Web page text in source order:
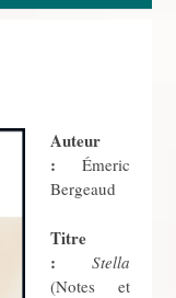
Auteur
: Émeric
Bergeaud
Titre
: Stella
(Notes et